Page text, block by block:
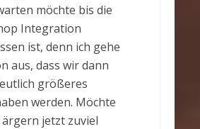
möchte bis die
Integration
ist, denn ich gehe
aus, dass wir dann
größeres
werden. Möchte
jetzt zuviel